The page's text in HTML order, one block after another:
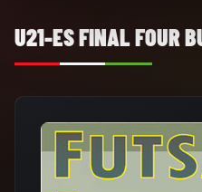
U21-ES FINAL FOUR